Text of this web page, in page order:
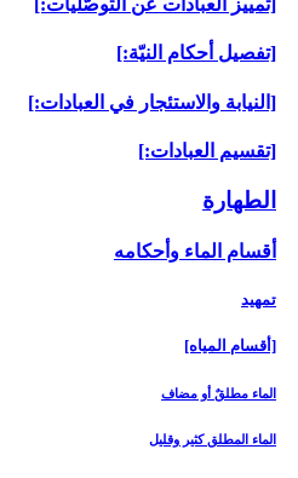
[تمييز العبادات عن التوصّليات:]
[تفصيل أحكام النيّة:]
[النيابة والاستئجار في العبادات:]
[تقسيم العبادات:]
الطهارة
أقسام الماء وأحكامه‏
تمهيد
[أقسام المياه‏]
الماء مطلقٌ أو مضاف
الماء المطلق كثير وقليل